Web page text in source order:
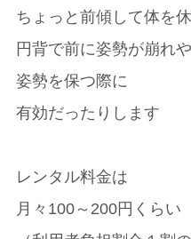
ちょっと前傾して体を
円背で前に姿勢が崩れ
姿勢を保つ際に
有効だったりします
レンタル料金は
月々100～200円くらい